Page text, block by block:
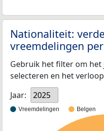
Nationaliteit:
vreemdelingen
Gebruik het filter om het
selecteren en het
Jaar:
2025
Vreemdelingen Belgen